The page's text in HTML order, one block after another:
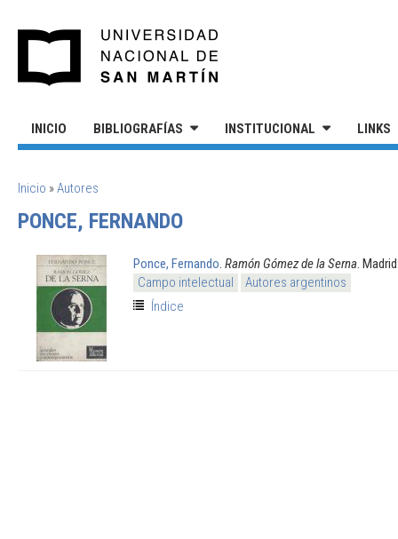
INICIO BIBLIOGRAFÍAS INSTITUCIONAL LINKS
SE ENCUENTRA USTED AQUÍ
Inicio »Autores
PONCE, FERNANDO
Ponce, Fernando Ramón Gómez de la Serna .
Campo intelectual
Autores argentinos
Índice